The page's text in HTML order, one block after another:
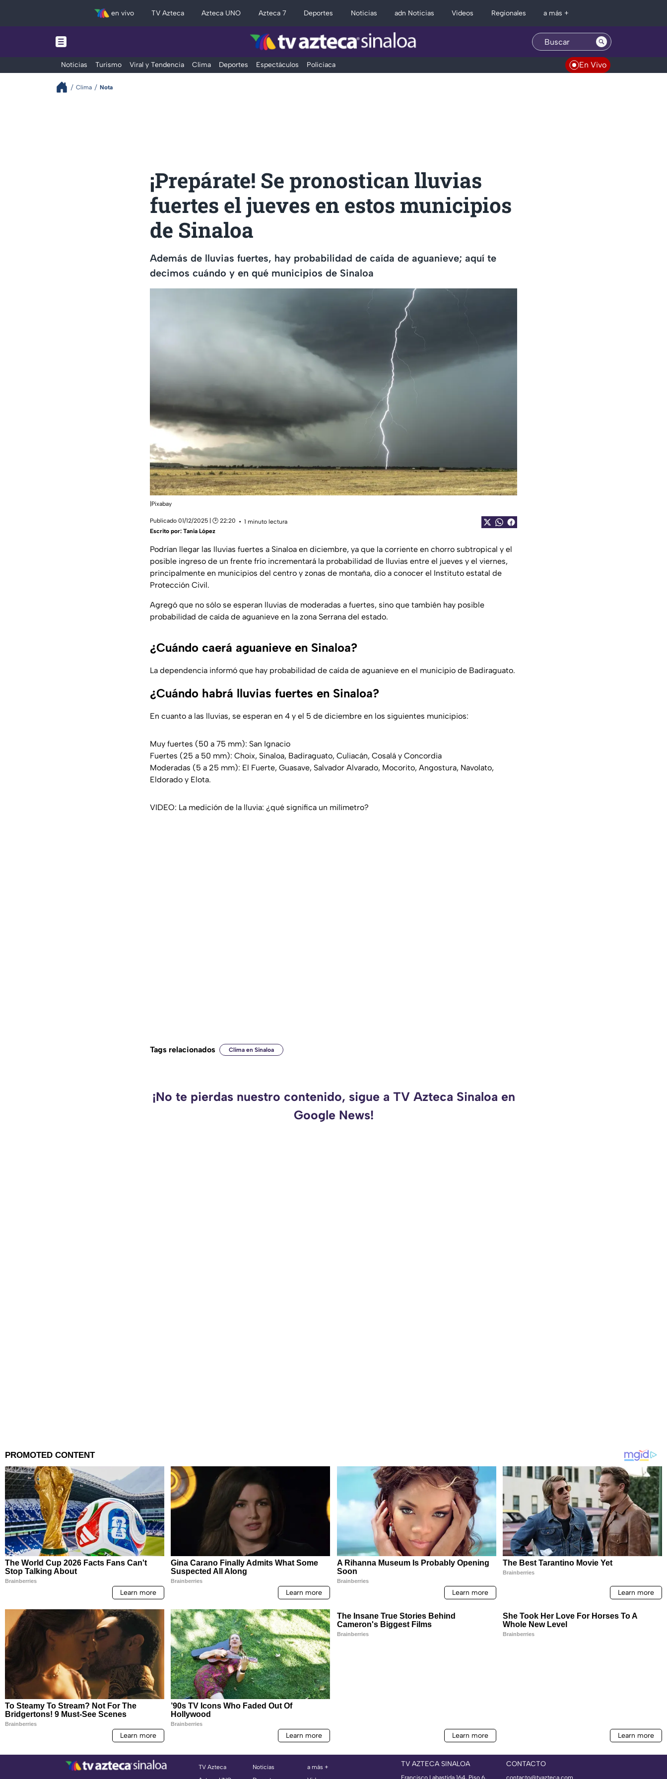
en vivo TV Azteca Azteca UNO Azteca 7 Deportes Noticias adn Noticias Videos Regionales a más +
Noticias Turismo Viral y Tendencia Clima Deportes Espectáculos Policiaca En Vivo
Clima Nota
¡Prepárate! Se pronostican lluvias
fuertes el jueves en estos municipios
de Sinaloa
Además de lluvias fuertes, hay probabilidad de caída de aguanieve; aquí te
decimos cuándo y en qué municipios de Sinaloa
|Pixabay
Publicado 01/12/2025 | 🕑 22:20
1 minuto lectura
Escrito por: Tania López
Podrían llegar las lluvias fuertes a Sinaloa en diciembre, ya que la corriente en chorro subtropical y el
posible ingreso de un frente frío incrementará la probabilidad de lluvias entre el jueves y el viernes,
principalmente en municipios del centro y zonas de montaña, dio a conocer el Instituto estatal de
Protección Civil.
Agregó que no sólo se esperan lluvias de moderadas a fuertes, sino que también hay posible
probabilidad de caída de aguanieve en la zona Serrana del estado.
¿Cuándo caerá aguanieve en Sinaloa?
La dependencia informó que hay probabilidad de caída de aguanieve en el municipio de Badiraguato.
¿Cuándo habrá lluvias fuertes en Sinaloa?
En cuanto a las lluvias, se esperan en 4 y el 5 de diciembre en los siguientes municipios:
Muy fuertes (50 a 75 mm): San Ignacio
Fuertes (25 a 50 mm): Choix, Sinaloa, Badiraguato, Culiacán, Cosalá y Concordia
Moderadas (5 a 25 mm): El Fuerte, Guasave, Salvador Alvarado, Mocorito, Angostura, Navolato,
Eldorado y Elota.
VIDEO: La medición de la lluvia: ¿qué significa un milímetro?
Tags relacionados Clima en Sinaloa
¡No te pierdas nuestro contenido, sigue a TV Azteca Sinaloa en
Google News!
TV Azteca
Noticias
a más +
TV AZTECA SINALOA
Francisco Labastida 164, Piso 6,
CONTACTO
contacto@tvazteca.com